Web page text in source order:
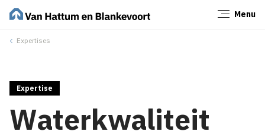
Menu
Expertises
Expertise
Waterkwaliteit
Sluiten